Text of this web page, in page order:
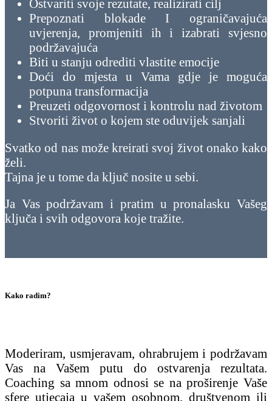
Ostvariti svoje rezutate, realizirati cilj
Prepoznati blokade I ograničavajuća
uvjerenja, promjeniti ih i izabrati svjesno
podržavajuća
Biti u stanju odrediti vlastite emocije
Doći do mjesta u Vama gdje je moguća
potpuna transformacija
Preuzeti odgovornost i kontrolu nad životom
Stvoriti život o kojem ste oduvijek sanjali
Svatko od nas može kreirati svoj život onako kako
želi.
Tajna je u tome da ključ nosite u sebi.
Ja Vas podržavam i pratim u pronalasku Vašeg
ključa i svih odgovora koje tražite.
Kako radim?
Moderiram, usmjeravam, ohrabrujem i podržavam
Vas na Vašem putu do ostvarenja rezultata.
Coaching sa mnom odnosi se na proširenje Vaše
sfere utjecaja u vašem osobnom, društvenom ili